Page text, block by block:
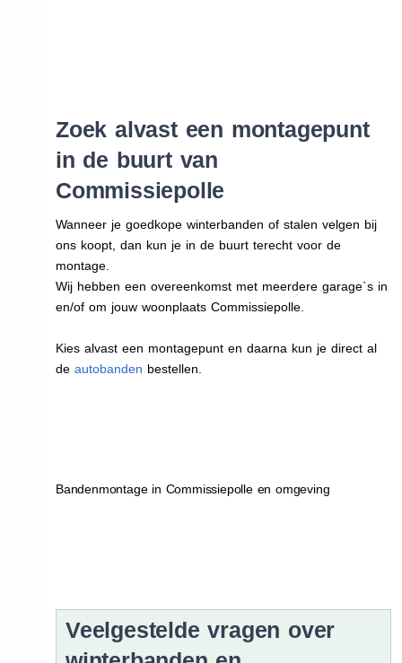
Zoek alvast een montagepunt
in de buurt van
Commissiepolle
Wanneer je goedkope winterbanden of stalen velgen bij
ons koopt, dan kun je in de buurt terecht voor de
montage.
Wij hebben een overeenkomst met meerdere garage`s in
en/of om jouw woonplaats Commissiepolle.
Kies alvast een montagepunt en daarna kun je direct al
de autobanden bestellen.
Bandenmontage in Commissiepolle en omgeving
Veelgestelde vragen over